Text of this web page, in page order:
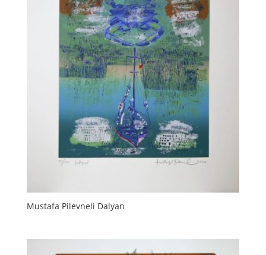
Mustafa Pilevneli Dalyan